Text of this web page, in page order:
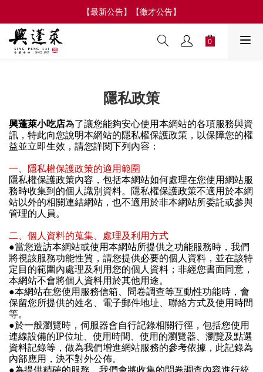
【最新公告】【徵才公告】
0
隱私政策
興蓬萊小吃店為了讓您能夠安心使用本網站的各項服務與資
訊，特此向您說明本網站的隱私權保護政策，以保障您的權
益並立即生效，請您詳閱下列內容：
一、隱私權保護政策的適用範圍
隱私權保護政策內容，包括本網站如何處理在您使用網站服
務時收集到的個人識別資料。隱私權保護政策不適用於本網
站以外的相關連結網站，也不適用於非本網站所委託或參與
管理的人員。
二、個人資料的蒐集、處理及利用方式
●當您造訪本網站或使用本網站所提供之功能服務時，我們
將視該服務功能性質，請您提供必要的個人資料，並在該特
定目的範圍內處理及利用您的個人資料；非經您書面同意，
本網站不會將個人資料用於其他用途。
●本網站在您使用服務信箱、問卷調查等互動性功能時，會
保留您所提供的姓名、電子郵件地址、聯絡方式及使用時間
等。
●於一般瀏覽時，伺服器會自行記錄相關行徑，包括您使用
連線設備的IP位址、使用時間、使用的瀏覽器、瀏覽及點選
資料記錄等，做為我們增進網站服務的參考依據，此記錄為
內部應用，決不對外公佈。